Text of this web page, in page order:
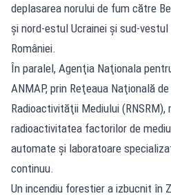
deplasarea norului de fum către
şi nord-estul Ucrainei şi sud-
României.
În paralel, Agenţia Naţionala
ANMAP, prin Reţeaua Naţională
Radioactivităţii Mediului
radioactivitatea factorilor de
automate şi laboratoare
continuu.
Un incendiu forestier a izbucnit în